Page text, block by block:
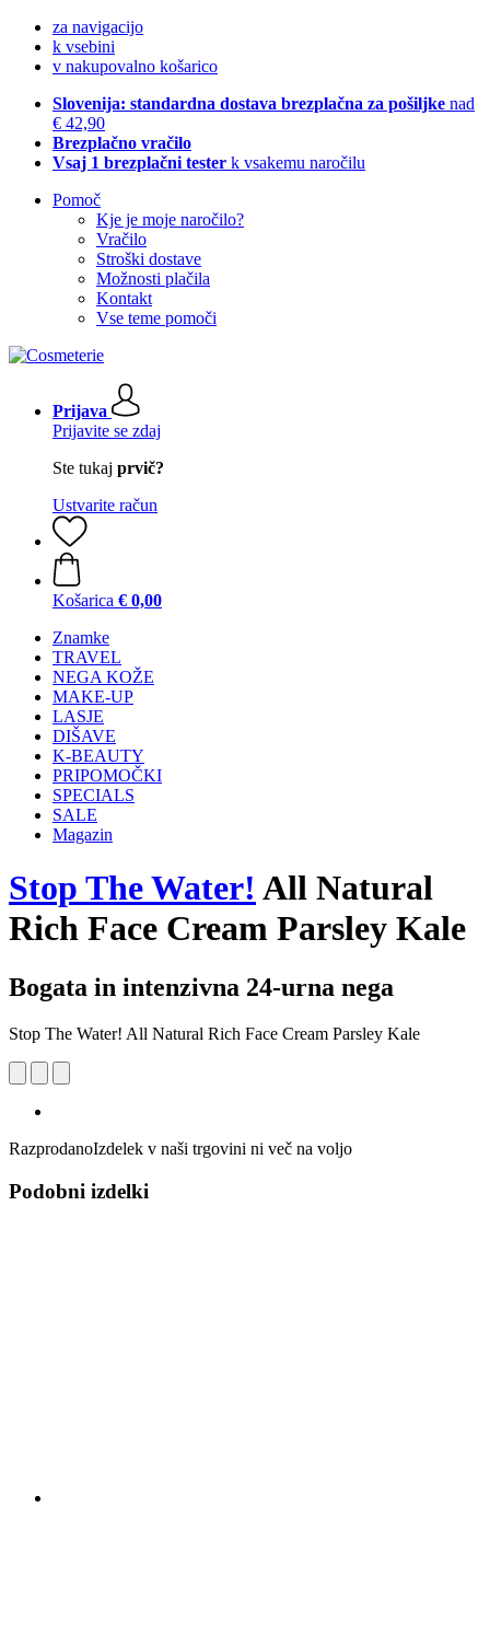
za navigacijo
k vsebini
v nakupovalno košarico
Slovenija: standardna dostava brezplačna za pošiljke nad
€ 42,90
Brezplačno vračilo
Vsaj 1 brezplačni tester k vsakemu naročilu
Pomoč
Kje je moje naročilo?
Vračilo
Stroški dostave
Možnosti plačila
Kontakt
Vse teme pomoči
Prijava
Prijavite se zdaj
Ste tukaj prvič?
Ustvarite račun
Košarica € 0,00
Znamke
TRAVEL
NEGA KOŽE
MAKE-UP
LASJE
DIŠAVE
K-BEAUTY
PRIPOMOČKI
SPECIALS
SALE
Magazin
Stop The Water! All Natural
Rich Face Cream Parsley Kale
Bogata in intenzivna 24-urna nega
Stop The Water! All Natural Rich Face Cream Parsley Kale
RazprodanoIzdelek v naši trgovini ni več na voljo
Podobni izdelki